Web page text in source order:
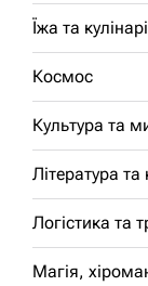
Їжа та
Космос
Культура та
Література
Логістика та
Магія,